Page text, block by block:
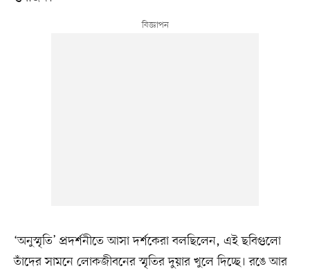
‘অনুস্মৃতি’ প্রদর্শনীতে আসা দর্শকেরা বলছিলেন, এই ছবিগুলো
তাঁদের সামনে লোকজীবনের স্মৃতির দুয়ার খুলে দিচ্ছে। রঙে আর